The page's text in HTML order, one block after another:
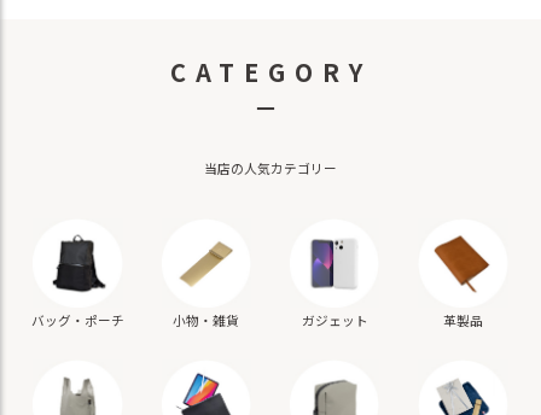
CATEGORY
－
当店の人気カテゴリー
バッグ・ポーチ 小物・雑貨 ガジェット 革製品